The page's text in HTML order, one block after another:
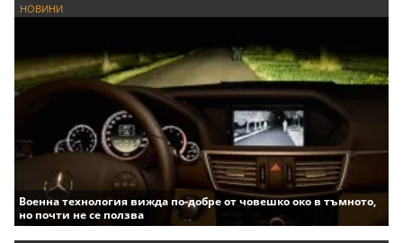
НОВИНИ
Военна технология вижда по-добре от човешко око в тъмното,
но почти не се ползва